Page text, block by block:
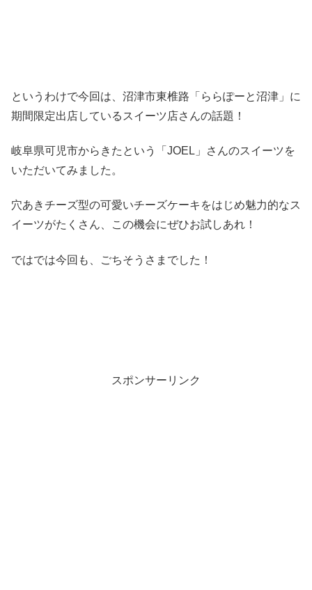
というわけで今回は、沼津市東椎路「ららぽーと沼津」に
期間限定出店しているスイーツ店さんの話題！
岐阜県可児市からきたという「JOEL」さんのスイーツを
いただいてみました。
穴あきチーズ型の可愛いチーズケーキをはじめ魅力的なス
イーツがたくさん、この機会にぜひお試しあれ！
ではでは今回も、ごちそうさまでした！
スポンサーリンク